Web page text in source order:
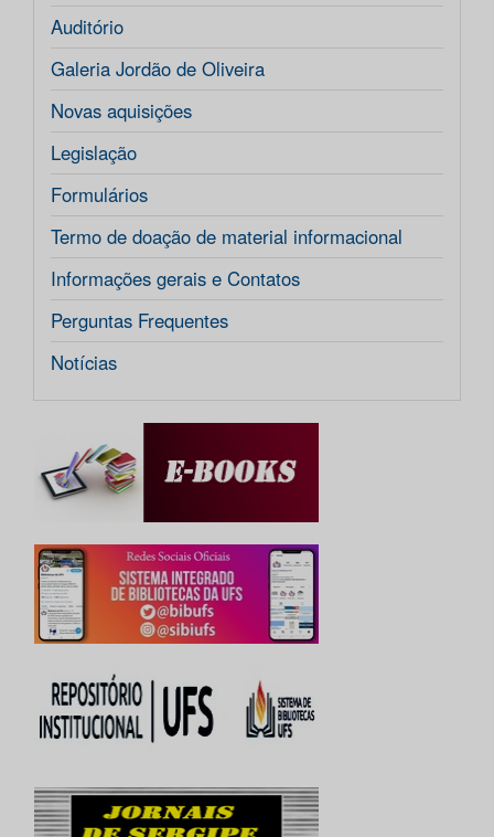
Auditório
Galeria Jordão de Oliveira
Novas aquisições
Legislação
Formulários
Termo de doação de material informacional
Informações gerais e Contatos
Perguntas Frequentes
Notícias